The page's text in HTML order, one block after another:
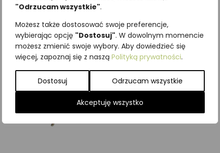
"Odrzucam wszystkie".
Możesz także dostosować swoje preferencje,
wybierając opcję "Dostosuj". W dowolnym momencie
możesz zmienić swoje wybory. Aby dowiedzieć się
więcej, zapoznaj się z naszą Polityką prywatności.
Dostosuj Odrzucam wszystkie
Akceptuję wszystko
Kategorie:
Podobne produkty